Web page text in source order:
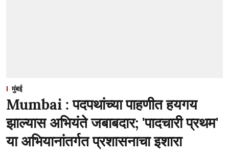
मुंबई
Mumbai : पदपथांच्या पाहणीत हयगय
झाल्यास अभियंते जबाबदार; 'पादचारी प्रथम'
या अभियानांतर्गत प्रशासनाचा इशारा